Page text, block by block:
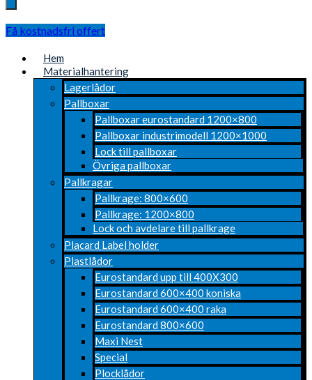
Få kostnadsfri offert
Hem
Materialhantering
Lagerlådor
Pallboxar
Pallboxar eurostandard 1200×800
Pallboxar industrimodell 1200×1000
Lock till pallboxar
Övriga pallboxar
Pallkragar
Pallkrage: 800×600
Pallkrage: 1200×800
Lock och avdelare till pallkrage
Placard Label holder
Plastlådor
Eurostandard upp till 400X300
Eurostandard 600×400 koniska
Eurostandard 600×400 raka
Eurostandard 800×600
Maxi Nest
Special
Plocklådor